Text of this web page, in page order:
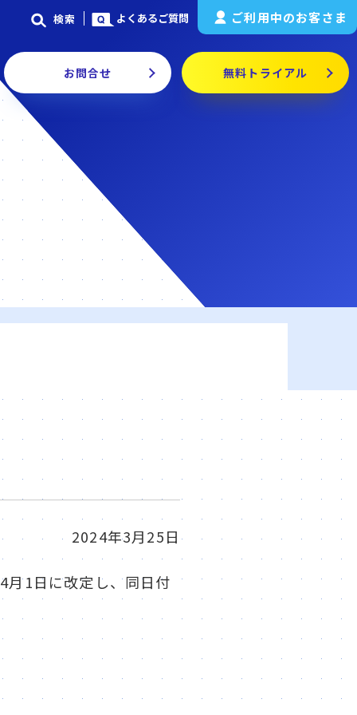
検索 よくあるご質問 ご利用中のお客さま
お問合せ 無料トライアル
2024年3月25日
1日に改定し、同日付